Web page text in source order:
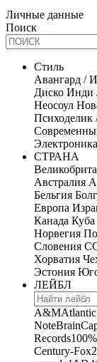
Личные данные
Поиск
Стиль
Авангард /
Диско Инди
Неосоул
Психоделик
Электроника
СТРАНА
Австралия
Бельгия
Европа
Канада Куба
Норвегия
Словения
Хорватия
Эстония
ЛЕЙБЛ
A&MAtlantic
NoteBrain
Records100%
Century-Fox